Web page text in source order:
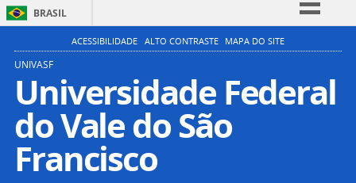
BRASIL
Simplifique!
Participe
Acesso à informação
Legislação
ACESSIBILIDADE ALTO CONTRASTE MAPA DO SITE
UNIVASF
Universidade Federal
do Vale do São
Francisco